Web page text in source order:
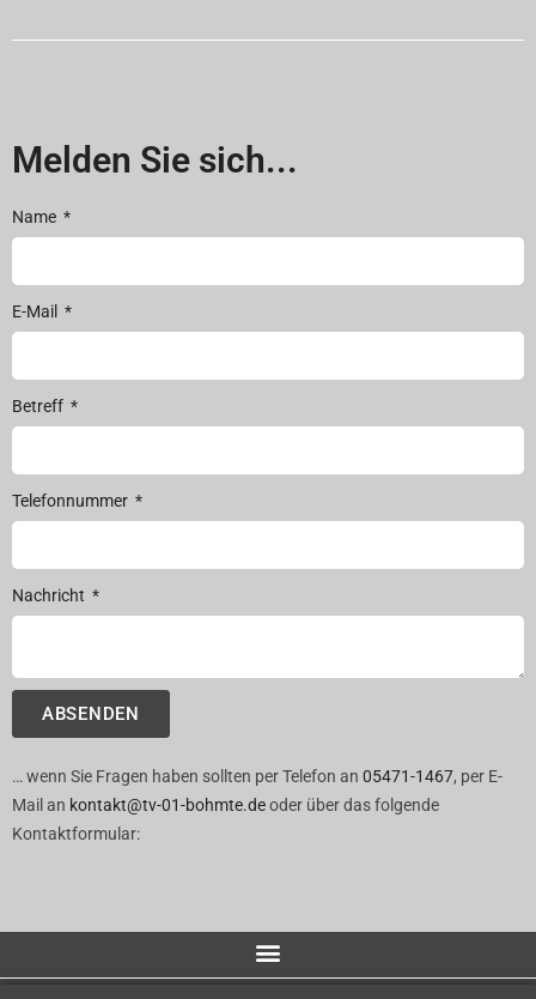
Melden Sie sich...
Name
E-Mail
Betreff
Telefonnummer
Nachricht
ABSENDEN
… wenn Sie Fragen haben sollten per Telefon an 05471-1467, per E-
Mail an kontakt@tv-01-bohmte.deoder über das folgende
Kontaktformular: